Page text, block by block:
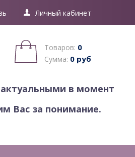
Личный кабинет
Товаров: 0
Сумма: 0 руб
в момент
Вас за понимание.